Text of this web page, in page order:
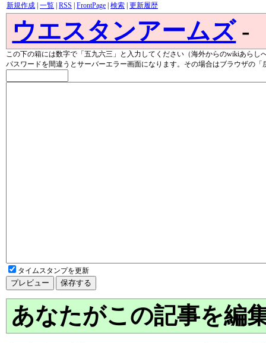
新規作成| 一覧| RSS FrontPage| 検索| 更新履歴
ウエスタンアームズ-
この下の箱には数字で「五九六三」と入力してください（海外からのwikiあらし
パスワードを間違うとサーバーエラー画面になります。その場合はブラウザの「
タイムスタンプを更新
あなたがこの記事を編